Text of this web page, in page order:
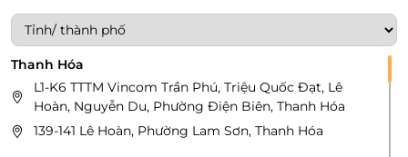
Thanh Hóa
L1-K6 TTTM Vincom Trần Phú, Triệu Quốc Đạt, Lê
Hoàn, Nguyễn Du, Phường Điện Biên, Thanh Hóa
139-141 Lê Hoàn, Phường Lam Sơn, Thanh Hóa